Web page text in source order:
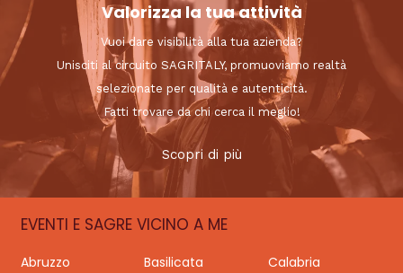
Valorizza la tua attività
Vuoi dare visibilità alla tua azienda?
Unisciti al circuito SAGRITALY, promuoviamo realtà
selezionate per qualità e autenticità.
Fatti trovare da chi cerca il meglio!
Scopri di più
EVENTI E SAGRE VICINO A ME
Abruzzo Basilicata
Calabria